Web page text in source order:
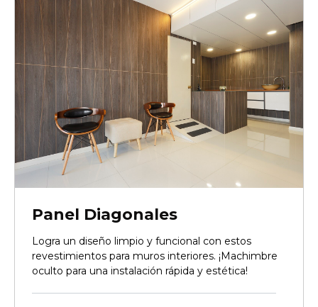
Panel Diagonales
Logra un diseño limpio y funcional con estos
revestimientos para muros interiores. ¡Machimbre
oculto para una instalación rápida y estética!